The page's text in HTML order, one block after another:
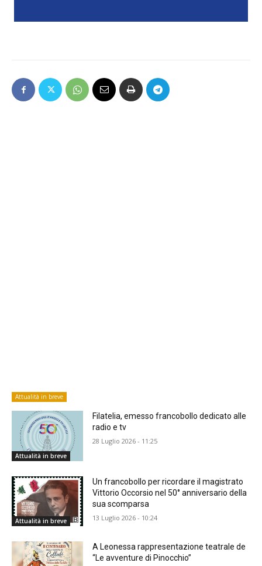
Attualità in breve
Attualità in breve
Filatelia, emesso francobollo dedicato alle
radio e tv
28 Luglio 2026 - 11:25
Attualità in breve
Un francobollo per ricordare il magistrato
Vittorio Occorsio nel 50° anniversario della
sua scomparsa
13 Luglio 2026 - 10:24
A Leonessa rappresentazione teatrale de
“Le avventure di Pinocchio”